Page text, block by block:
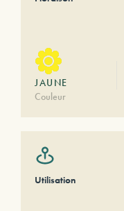
JAUNE
Couleur
Utilisation